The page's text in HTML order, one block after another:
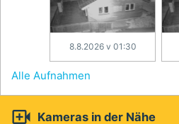
8.8.2026 v 01:30
Alle Aufnahmen
 Kameras in der Nähe